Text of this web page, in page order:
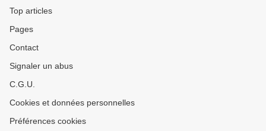
Top articles
Pages
Contact
Signaler un abus
C.G.U.
Cookies et données personnelles
Préférences cookies